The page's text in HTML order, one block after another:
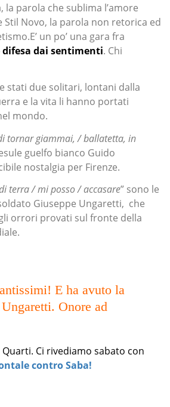
la parola che sublima l’amore
Stil Novo, la parola non retorica ed
un po’ una gara fra
dai sentimenti. Chi
stati due solitari, lontani dalla
e la vita li hanno portati
mondo.
tornar giammai, / ballatetta, in
guelfo bianco Guido
nostalgia per Firenze.
terra / mi posso / accasare” sono le
Giuseppe Ungaretti, che
orrori provati sul fronte della
E ha avuto la
Onore ad
Ci rivediamo sabato con
contro Saba!